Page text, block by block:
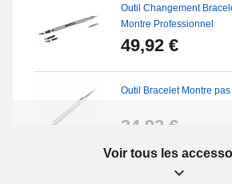
Outil Changement
Montre Professionnel
49,92 €
Outil Bracelet Montre
34,92 €
Kit Réparation Montre
Voir tous les